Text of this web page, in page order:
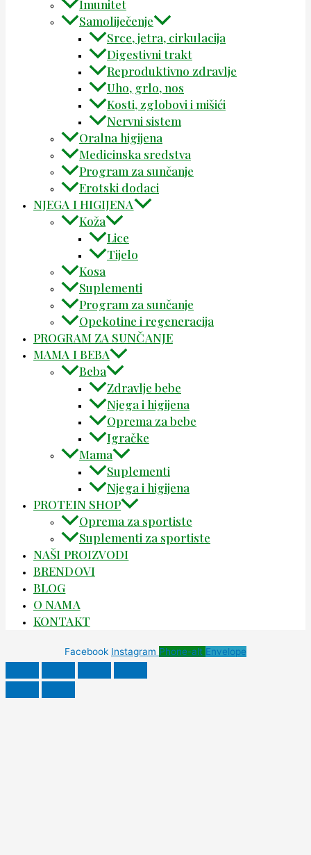
Imunitet
Samoliječenje
Srce, jetra, cirkulacija
Digestivni trakt
Reproduktivno zdravlje
Uho, grlo, nos
Kosti, zglobovi i mišići
Nervni sistem
Oralna higijena
Medicinska sredstva
Program za sunčanje
Erotski dodaci
NJEGA I HIGIJENA
Koža
Lice
Tijelo
Kosa
Suplementi
Program za sunčanje
Opekotine i regeneracija
PROGRAM ZA SUNČANJE
MAMA I BEBA
Beba
Zdravlje bebe
Njega i higijena
Oprema za bebe
Igračke
Mama
Suplementi
Njega i higijena
PROTEIN SHOP
Oprema za sportiste
Suplementi za sportiste
NAŠI PROIZVODI
BRENDOVI
BLOG
O NAMA
KONTAKT
Facebook Instagram Phone-alt Envelope